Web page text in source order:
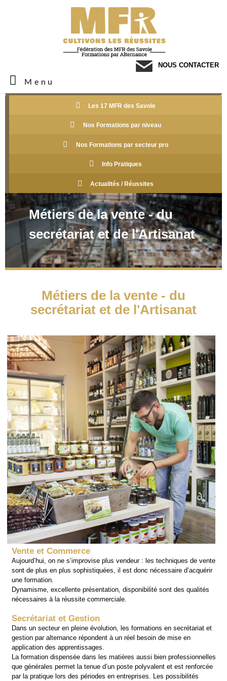
NOUS CONTACTER
Menu
Les 17 MFR des Savoie
Nos Formations par niveau
Nos Formations par secteur pro
Info Pratiques
Actualités / Réussites
Métiers de la vente - du
secrétariat et de l'Artisanat
Métiers de la vente - du
secrétariat et de l'Artisanat
Vente et Commerce
Aujourd’hui, on ne s’improvise plus vendeur : les techniques de vente
sont de plus en plus sophistiquées, il est donc nécessaire d’acquérir
une formation.
Dynamisme, excellente présentation, disponibilité sont des qualités
nécessaires à la réussite commerciale.
Secrétariat et Gestion
Dans un secteur en pleine évolution, les formations en secrétariat et
gestion par alternance répondent à un réel besoin de mise en
application des apprentissages.
La formation dispensée dans les matières aussi bien professionnelles
que générales permet la tenue d’un poste polyvalent et est renforcée
par la pratique lors des périodes en entreprises. Les possibilités